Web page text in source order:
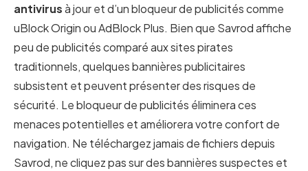
antivirusà jour et d’un bloqueur de publicités comme
uBlock Origin ou AdBlock Plus. Bien que Savrod affiche
peu de publicités comparé aux sites pirates
traditionnels, quelques bannières publicitaires
subsistent et peuvent présenter des risques de
sécurité. Le bloqueur de publicités éliminera ces
menaces potentielles et améliorera votre confort de
navigation. Ne téléchargez jamais de fichiers depuis
Savrod, ne cliquez pas sur des bannières suspectes et